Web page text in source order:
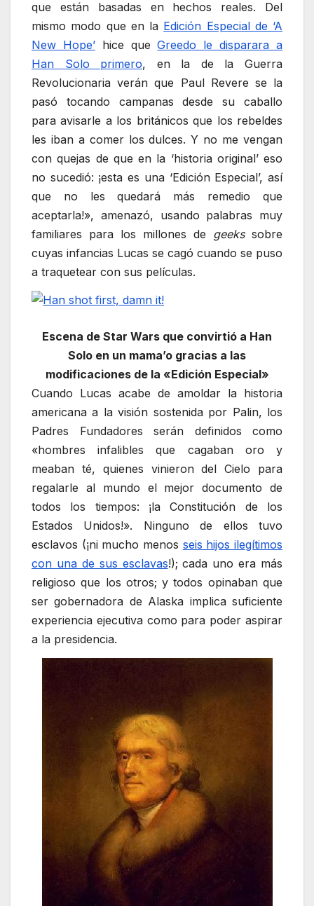
que están basadas en hechos reales. Del
mismo modo que en la Edición Especial de ‘A
New Hope’hice queGreedo le disparara a
Han Solo primero, en la de la Guerra
Revolucionaria verán que Paul Revere se la
pasó tocando campanas desde su caballo
para avisarle a los británicos que los rebeldes
les iban a comer los dulces. Y no me vengan
con quejas de que en la ‘historia original’ eso
no sucedió: ¡esta es una ‘Edición Especial’, así
que no les quedará más remedio que
aceptarla!», amenazó, usando palabras muy
familiares para los millones de geekssobre
cuyas infancias Lucas se cagó cuando se puso
a traquetear con sus películas.
Escena de Star Wars que convirtió a Han
Solo en un mama’o gracias a las
modificaciones de la «Edición Especial»
Cuando Lucas acabe de amoldar la historia
americana a la visión sostenida por Palin, los
Padres Fundadores serán definidos como
«hombres infalibles que cagaban oro y
meaban té, quienes vinieron del Cielo para
regalarle al mundo el mejor documento de
todos los tiempos: ¡la Constitución de los
Estados Unidos!». Ninguno de ellos tuvo
esclavos (¡ni mucho menos seis hijos ilegítimos
con una de sus esclavas!); cada uno era más
religioso que los otros; y todos opinaban que
ser gobernadora de Alaska implica suficiente
experiencia ejecutiva como para poder aspirar
a la presidencia.